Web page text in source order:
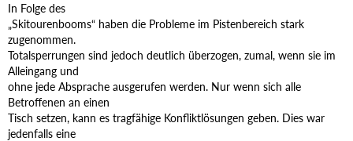
In Folge des
„Skitourenbooms“ haben die Probleme im Pistenbereich stark
zugenommen.
Totalsperrungen sind jedoch deutlich überzogen, zumal, wenn sie im
Alleingang und
ohne jede Absprache ausgerufen werden. Nur wenn sich alle
Betroffenen an einen
Tisch setzen, kann es tragfähige Konfliktlösungen geben. Dies war
jedenfalls eine